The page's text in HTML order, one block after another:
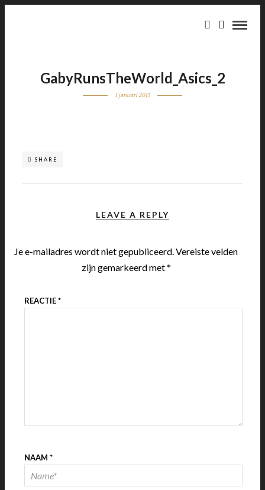
GabyRunsTheWorld_Asics_2
1 januari 2015
SHARE
LEAVE A REPLY
Je e-mailadres wordt niet gepubliceerd.Vereiste velden
zijn gemarkeerd met*
REACTIE*
NAAM *